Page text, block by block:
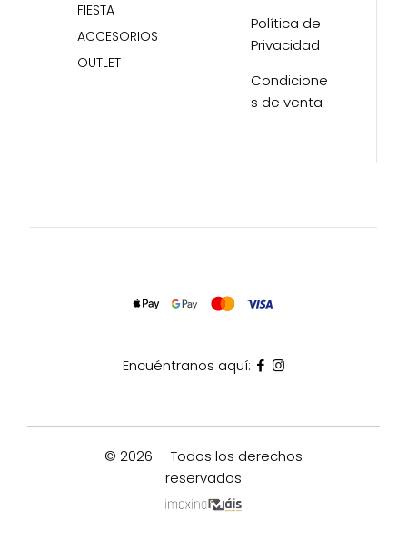
FIESTA
ACCESORIOS
OUTLET
Política de
Privacidad
Condicione
s de venta
Encuéntranos aquí:
© 2026
Todos los derechos
reservados